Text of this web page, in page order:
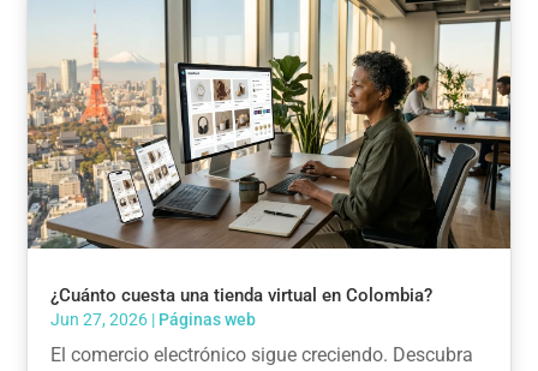
¿Cuánto cuesta una tienda virtual en Colombia?
Jun 27, 2026 | Páginas web
El comercio electrónico sigue creciendo. Descubra